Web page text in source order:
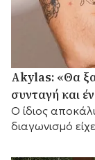
Akylas: «Θα
συνταγή και
Ο ίδιος
διαγωνισμό